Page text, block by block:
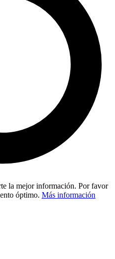
la mejor información. Por favor
óptimo. Más información